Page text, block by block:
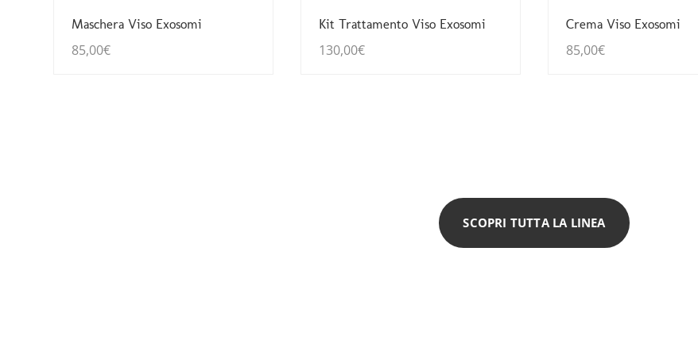
Guarda Dettagli
Maschera Viso Exosomi
85,00€
Guarda Dettagli
Kit Trattamento Viso Exosomi
130,00€
Guarda Dettagli
Crema Viso Exosomi
85,00€
SCOPRI TUTTA LA LINEA